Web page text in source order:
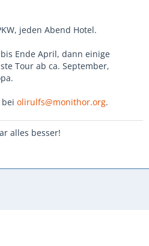
jeden Abend Hotel.
Ende April, dann einige
Tour ab ca. September,
olirulfs@monithor.org.
alles besser!